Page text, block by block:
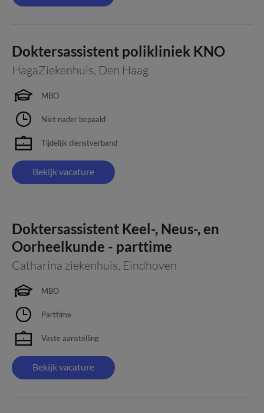
Doktersassistent polikliniek KNO
HagaZiekenhuis, Den Haag
MBO
Niet nader bepaald
Tijdelijk dienstverband
Bekijk vacature
Doktersassistent Keel-, Neus-, en
Oorheelkunde - parttime
Catharina ziekenhuis, Eindhoven
MBO
Parttime
Vaste aanstelling
Bekijk vacature